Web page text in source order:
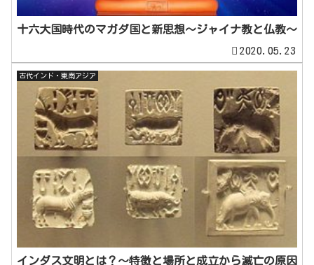
十六大国時代のマガダ国と新思想～ジャイナ教と仏教～
2020.05.23
古代インド・東南アジア
インダス文明とは？～特徴と場所と成立から滅亡の原因